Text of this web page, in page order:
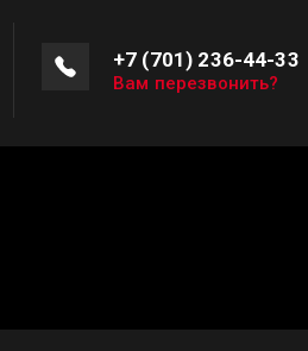
+7 (701) 236-44-33
Вам перезвонить?